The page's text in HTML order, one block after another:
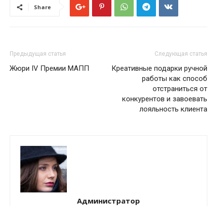
Share
Предыдущая статья
Жюри IV Премии МАПП
Следующая статья
Креативные подарки ручной
работы как способ
отстраниться от
конкурентов и завоевать
лояльность клиента
Администратор